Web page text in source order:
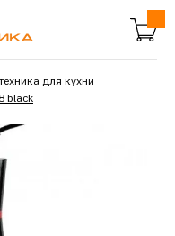
для кухни
black